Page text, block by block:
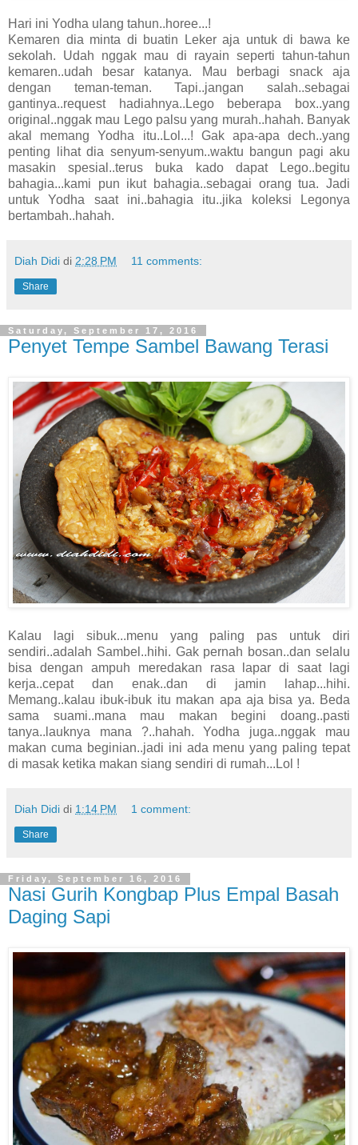
Hari ini Yodha ulang tahun..horee...!
Kemaren dia minta di buatin Leker aja untuk di bawa ke
sekolah. Udah nggak mau di rayain seperti tahun-tahun
kemaren..udah besar katanya. Mau berbagi snack aja
dengan teman-teman. Tapi..jangan salah..sebagai
gantinya..request hadiahnya..Lego beberapa box..yang
original..nggak mau Lego palsu yang murah..hahah. Banyak
akal memang Yodha itu..Lol...! Gak apa-apa dech..yang
penting lihat dia senyum-senyum..waktu bangun pagi aku
masakin spesial..terus buka kado dapat Lego..begitu
bahagia...kami pun ikut bahagia..sebagai orang tua. Jadi
untuk Yodha saat ini..bahagia itu..jika koleksi Legonya
bertambah..hahah.
Diah Didi di 2:28 PM 11 comments:
Share
Saturday, September 17, 2016
Penyet Tempe Sambel Bawang Terasi
Kalau lagi sibuk...menu yang paling pas untuk diri
sendiri..adalah Sambel..hihi. Gak pernah bosan..dan selalu
bisa dengan ampuh meredakan rasa lapar di saat lagi
kerja..cepat dan enak..dan di jamin lahap...hihi.
Memang..kalau ibuk-ibuk itu makan apa aja bisa ya. Beda
sama suami..mana mau makan begini doang..pasti
tanya..lauknya mana ?..hahah. Yodha juga..nggak mau
makan cuma beginian..jadi ini ada menu yang paling tepat
di masak ketika makan siang sendiri di rumah...Lol !
Diah Didi di 1:14 PM 1 comment:
Share
Friday, September 16, 2016
Nasi Gurih Kongbap Plus Empal Basah
Daging Sapi